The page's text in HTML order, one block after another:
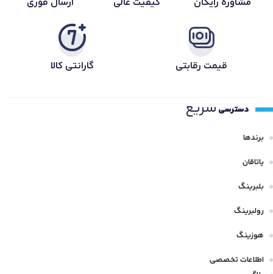
قیمت رقابتی گارانتی کالا
دسترسی سریع
برندها
یاتاقان
بلبرینگ
رولبرینگ
هوزینگ
اطلاعات تخصصی